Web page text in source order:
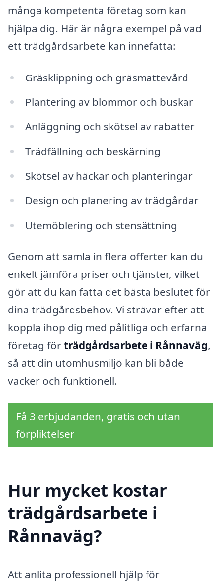
många kompetenta företag som kan
hjälpa dig. Här är några exempel på vad
ett trädgårdsarbete kan innefatta:
Gräsklippning och gräsmattevård
Plantering av blommor och buskar
Anläggning och skötsel av rabatter
Trädfällning och beskärning
Skötsel av häckar och planteringar
Design och planering av trädgårdar
Utemöblering och stensättning
Genom att samla in flera offerter kan du
enkelt jämföra priser och tjänster, vilket
gör att du kan fatta det bästa beslutet för
dina trädgårdsbehov. Vi strävar efter att
koppla ihop dig med pålitliga och erfarna
företag förträdgårdsarbete i Rånnaväg,
så att din utomhusmiljö kan bli både
vacker och funktionell.
Få 3 erbjudanden, gratis och utan
förpliktelser
Hur mycket kostar
trädgårdsarbete i
Rånnaväg?
Att anlita professionell hjälp för